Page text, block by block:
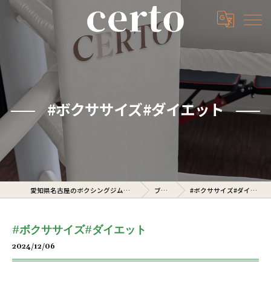
#ボクササイズ#ダイエット
愛知県名古屋のボクシングジムならcerto ブログ #ボクササイズ#ダイエット
#ボクササイズ#ダイエット
2024/12/06